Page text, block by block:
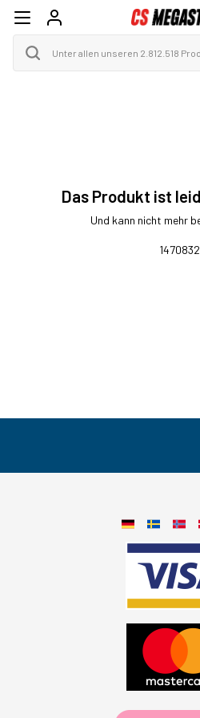
Das Produkt ist
Und kann nicht mehr
1470832